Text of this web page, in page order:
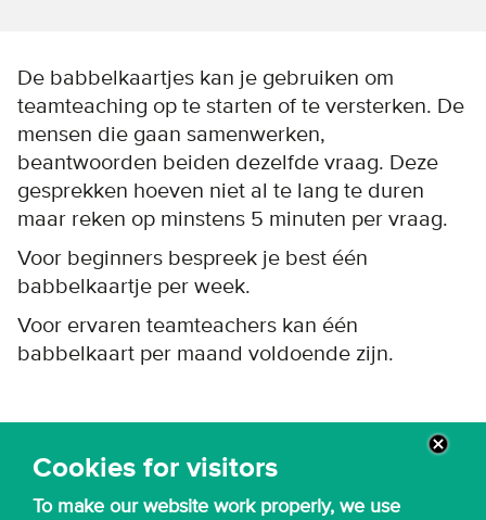
Cookies for visitors
To make our website work properly, we use
De babbelkaartjes kan je gebruiken om
teamteaching op te starten of te versterken. De
mensen die gaan samenwerken,
beantwoorden beiden dezelfde vraag. Deze
gesprekken hoeven niet al te lang te duren
maar reken op minstens 5 minuten per vraag.
Voor beginners bespreek je best één
babbelkaartje per week.
Voor ervaren teamteachers kan één
babbelkaart per maand voldoende zijn.
Babbelkaartjes teamteaching Klasse [PDF]